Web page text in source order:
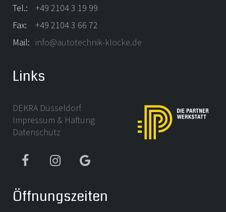
Tel.:
+49 2104 3 19 99
Fax:
+49 2104 3 66 72
Mail: info@autotechnik-klocke.de
Links
DEKRA Düsseldorf
Impressum & Haftung
Datenschutz
Öffnungszeiten